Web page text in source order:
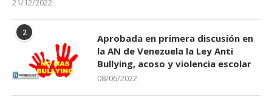
21/12/2022
2
Aprobada en primera discusión en
la AN de Venezuela la Ley Anti
Bullying, acoso y violencia escolar
08/06/2022